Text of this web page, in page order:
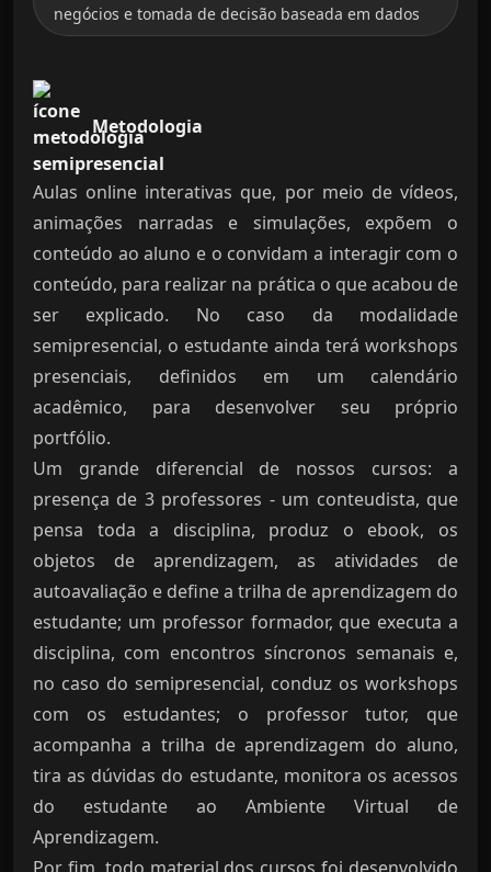
negócios e tomada de decisão baseada em dados
Metodologia
Aulas online interativas que, por meio de vídeos,
animações narradas e simulações, expõem o
conteúdo ao aluno e o convidam a interagir com o
conteúdo, para realizar na prática o que acabou de
ser explicado. No caso da modalidade
semipresencial, o estudante ainda terá workshops
presenciais, definidos em um calendário
acadêmico, para desenvolver seu próprio
portfólio.
Um grande diferencial de nossos cursos: a
presença de 3 professores - um conteudista, que
pensa toda a disciplina, produz o ebook, os
objetos de aprendizagem, as atividades de
autoavaliação e define a trilha de aprendizagem do
estudante; um professor formador, que executa a
disciplina, com encontros síncronos semanais e,
no caso do semipresencial, conduz os workshops
com os estudantes; o professor tutor, que
acompanha a trilha de aprendizagem do aluno,
tira as dúvidas do estudante, monitora os acessos
do estudante ao Ambiente Virtual de
Aprendizagem.